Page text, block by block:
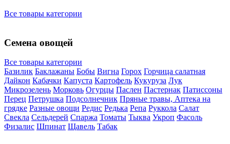
Все товары категории
Семена овощей
Все товары категории
Базилик Баклажаны Бобы Вигна Горох Горчица салатная
Дайкон Кабачки Капуста Картофель Кукуруза Лук
Микрозелень Морковь Огурцы Паслен Пастернак Патиссоны
Перец Петрушка Подсолнечник Пряные травы, Аптека на
грядке Разные овощи Редис Редька Репа Руккола Салат
Свекла Сельдерей Спаржа Томаты Тыква Укроп Фасоль
Физалис Шпинат Щавель Табак